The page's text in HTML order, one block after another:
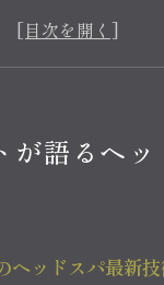
ドスパ体験が選ばれ
すなら知っておきた
理想の美髪に近づ
が語るヘ
ヘッドスパ最新